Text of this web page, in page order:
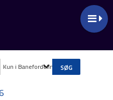
Kun i Banefordeling efterår 2026